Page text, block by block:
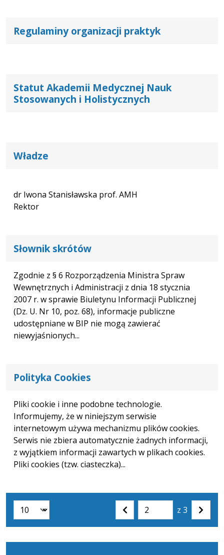
Regulaminy organizacji praktyk
Statut Akademii Medycznej Nauk
Stosowanych i Holistycznych
Władze
dr Iwona Stanisławska prof. AMH
Rektor
Słownik skrótów
Zgodnie z § 6 Rozporządzenia Ministra Spraw
Wewnętrznych i Administracji z dnia 18 stycznia
2007 r. w sprawie Biuletynu Informacji Publicznej
(Dz. U. Nr 10, poz. 68), informacje publiczne
udostępniane w BIP nie mogą zawierać
niewyjaśnionych...
Polityka Cookies
Pliki cookie i inne podobne technologie.
Informujemy, że w niniejszym serwisie
internetowym używa mechanizmu plików cookies.
Serwis nie zbiera automatycznie żadnych informacji,
z wyjątkiem informacji zawartych w plikach cookies.
Pliki cookies (tzw. ciasteczka)...
Liczba artykułów na stronie:
Poprzednia
Przejdź
do
strony
z 3